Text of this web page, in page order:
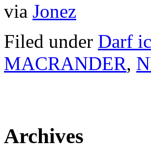
via Jonez
Filed under Darf
MACRANDER,
Archives